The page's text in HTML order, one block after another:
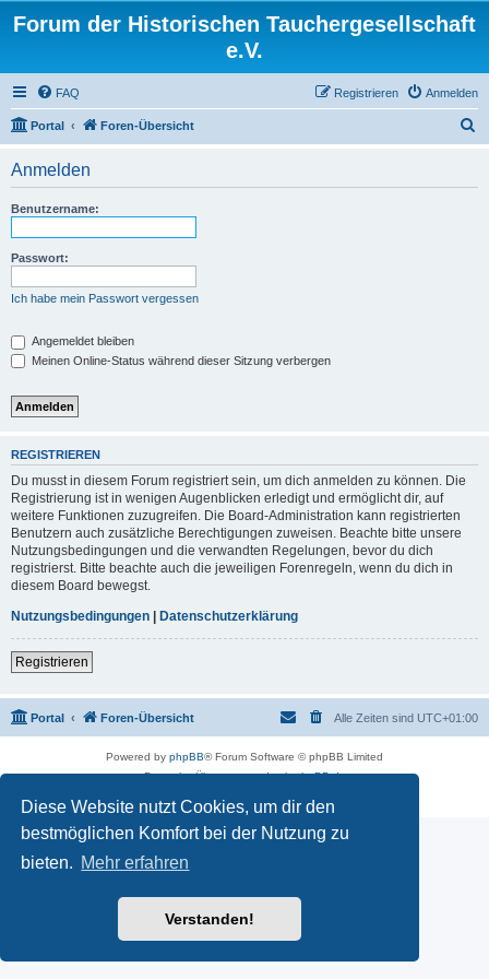
Diese Website nutzt Cookies, um dir den
bestmöglichen Komfort bei der Nutzung zu
bieten. Mehr erfahren
Verstanden!
Forum der Historischen Tauchergesellschaft
e.V.
FAQ Anmelden
Registrieren
Portal Foren-Übersicht
Anmelden
Benutzername:
Passwort:
Ich habe mein Passwort vergessen
Angemeldet bleiben
Meinen Online-Status während dieser Sitzung verbergen
REGISTRIEREN
Du musst in diesem Forum registriert sein, um dich anmelden zu können. Die
Registrierung ist in wenigen Augenblicken erledigt und ermöglicht dir, auf
weitere Funktionen zuzugreifen. Die Board-Administration kann registrierten
Benutzern auch zusätzliche Berechtigungen zuweisen. Beachte bitte unsere
Nutzungsbedingungen und die verwandten Regelungen, bevor du dich
registrierst. Bitte beachte auch die jeweiligen Forenregeln, wenn du dich in
diesem Board bewegst.
Nutzungsbedingungen | Datenschutzerklärung
Registrieren
Portal Foren-Übersicht Alle Zeiten sind UTC+01:00
Powered by phpBB® Forum Software © phpBB Limited
Deutsche Übersetzung durchphpBB.de